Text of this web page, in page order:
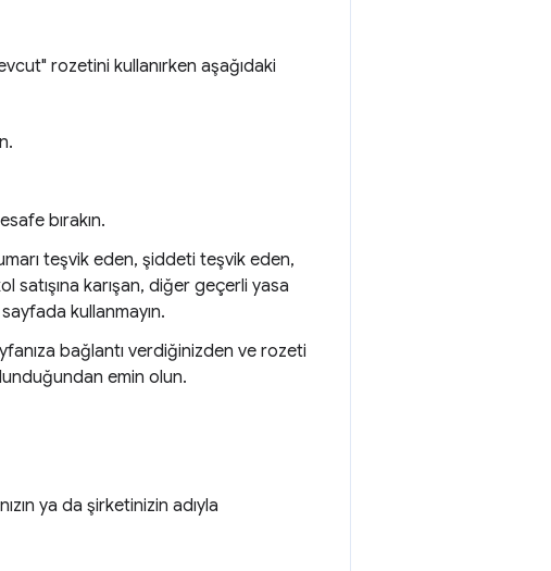
rozetini kullanırken aşağıdaki
bırakın.
teşvik eden, şiddeti teşvik eden,
karışan, diğer geçerli yasa
kullanmayın.
bağlantı verdiğinizden ve rozeti
emin olun.
ya da şirketinizin adıyla